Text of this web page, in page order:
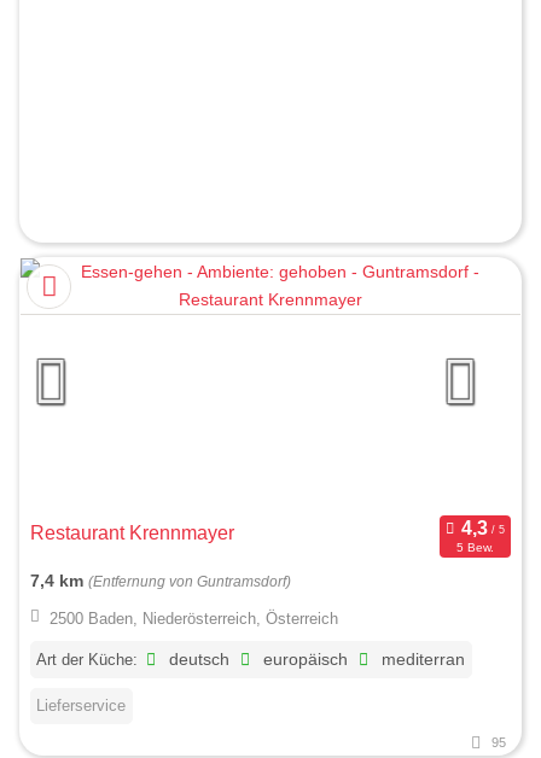
Restaurant Krennmayer
5 Bew.
7,4 km (Entfernung von Guntramsdorf)
2500 Baden, Niederösterreich, Österreich
Art der Küche: deutsch europäisch mediterran
Lieferservice
95